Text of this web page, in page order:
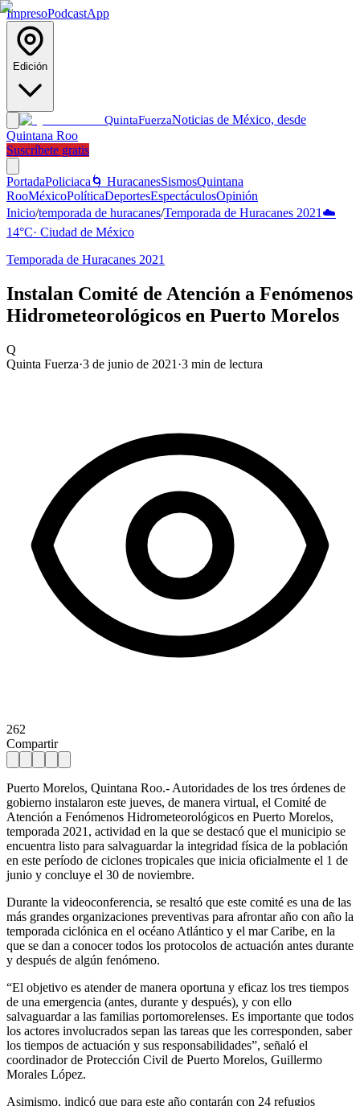
ImpresoPodcastApp
Edición
QuintaFuerzaNoticias de México, desde
Quintana Roo
Suscríbete gratis
PortadaPoliciaca 🌀 HuracanesSismosQuintana
RooMéxicoPolíticaDeportesEspectáculosOpinión
Inicio/temporada de huracanes/Temporada de Huracanes 2021 ☁️
14°C· Ciudad de México
Temporada de Huracanes 2021
Instalan Comité de Atención a Fenómenos
Hidrometeorológicos en Puerto Morelos
Q
Quinta Fuerza·3 de junio de 2021 ·3 min de lectura
262
Compartir
Puerto Morelos, Quintana Roo.- Autoridades de los tres órdenes de
gobierno instalaron este jueves, de manera virtual, el Comité de
Atención a Fenómenos Hidrometeorológicos en Puerto Morelos,
temporada 2021, actividad en la que se destacó que el municipio se
encuentra listo para salvaguardar la integridad física de la población
en este período de ciclones tropicales que inicia oficialmente el 1 de
junio y concluye el 30 de noviembre.
Durante la videoconferencia, se resaltó que este comité es una de las
más grandes organizaciones preventivas para afrontar año con año la
temporada ciclónica en el océano Atlántico y el mar Caribe, en la
que se dan a conocer todos los protocolos de actuación antes durante
y después de algún fenómeno.
“El objetivo es atender de manera oportuna y eficaz los tres tiempos
de una emergencia (antes, durante y después), y con ello
salvaguardar a las familias portomorelenses. Es importante que todos
los actores involucrados sepan las tareas que les corresponden, saber
los tiempos de actuación y sus responsabilidades”, señaló el
coordinador de Protección Civil de Puerto Morelos, Guillermo
Morales López.
Asimismo, indicó que para este año contarán con 24 refugios